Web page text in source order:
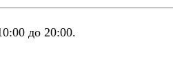
до 20:00.